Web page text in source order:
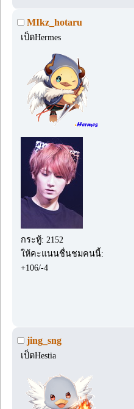
MIkz_hotaru
เป็ดHermes
กระทู้: 2152
ให้คะแนนชื่นชมคนนี้:
+106/-4
jing_sng
เป็ดHestia